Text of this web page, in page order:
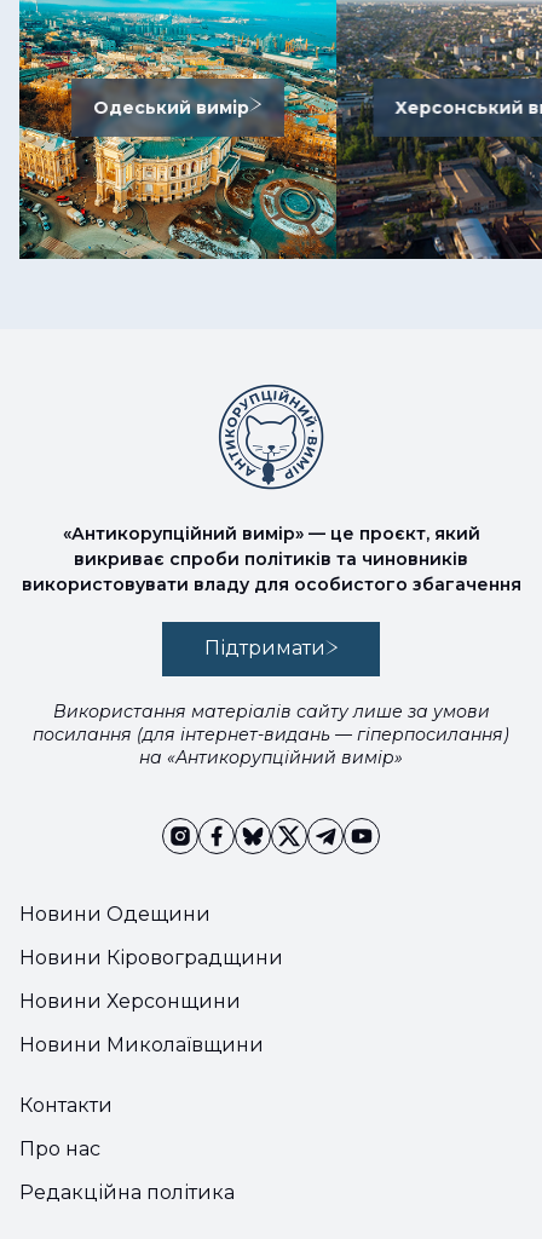
Одеський вимір Херсонський
Новини Одещини
Новини Кіровоградщини
Новини Херсонщини
Новини Миколаївщини
«Антикорупційний вимір» — це проєкт, який
викриває спроби політиків та чиновників
використовувати владу для особистого збагачення
Підтримати
Використання матеріалів сайту лише за умови
посилання (для інтернет-видань — гіперпосилання)
на «Антикорупційний вимір»
Контакти
Про нас
Редакційна політика